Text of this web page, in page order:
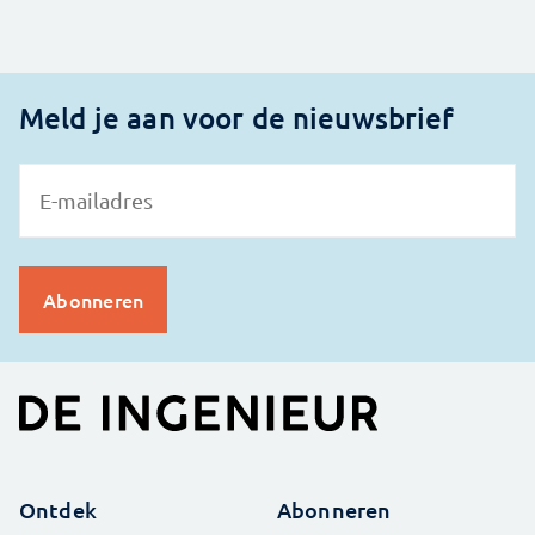
Meld je aan voor de nieuwsbrief
Ontdek Abonneren